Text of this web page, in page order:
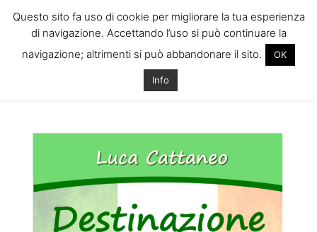
Tag: aprire ristorante irlanda
Questo sito fa uso di cookie per migliorare la tua esperienza
di navigazione. Accettando l’uso si può continuare la
navigazione; altrimenti si può abbandonare il sito.
OK
Info